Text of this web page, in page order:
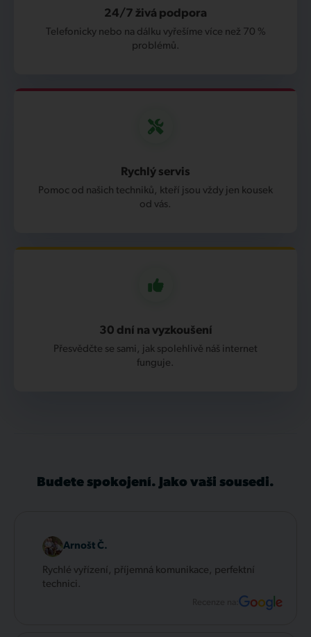
24/7 živá podpora
Telefonicky nebo na dálku vyřešíme více než 70 %
problémů.
Rychlý servis
Pomoc od našich techniků, kteří jsou vždy jen kousek
od vás.
30 dní na vyzkoušení
Přesvědčte se sami, jak spolehlivě náš internet
funguje.
Budete spokojení. Jako vaši sousedi.
Arnošt Č.
Rychlé vyřízení, příjemná komunikace, perfektní
technici.
Recenze na: